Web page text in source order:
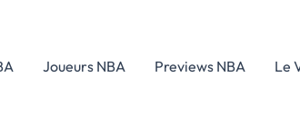
Joueurs NBA Previews NBA Le